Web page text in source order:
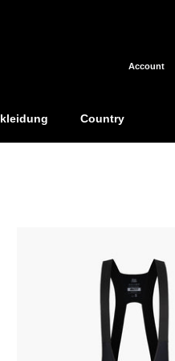
Account
Country